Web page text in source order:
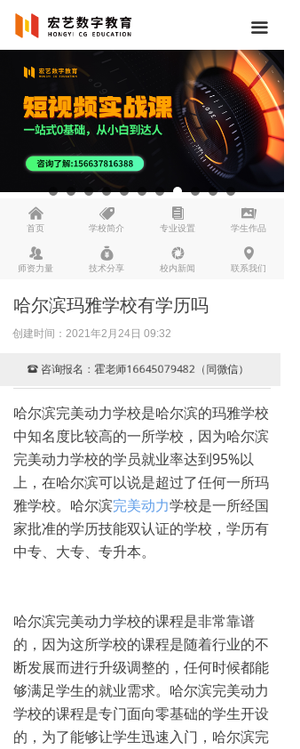
낀
首页
뀄
学校简介
뀴
专业设置
끡
学生作品
뀡
师资力量
낐
技术分享
넆
校内新闻
넹
联系我们
끀
哈尔滨玛雅学校有学历吗
创建时间： 2021年2月24日 09:32
哈尔滨完美动力学校是哈尔滨的玛雅学校
中知名度比较高的一所学校，因为哈尔滨
完美动力学校的学员就业率达到95%以
上，在哈尔滨可以说是超过了任何一所玛
雅学校。哈尔滨完美动力学校是一所经国
家批准的学历技能双认证的学校，学历有
中专、大专、专升本。
哈尔滨完美动力学校的课程是非常靠谱
的，因为这所学校的课程是随着行业的不
断发展而进行升级调整的，任何时候都能
够满足学生的就业需求。哈尔滨完美动力
学校的课程是专门面向零基础的学生开设
的，为了能够让学生迅速入门，哈尔滨完
뀰 咨询报名：霍老师16645079482（同微信）